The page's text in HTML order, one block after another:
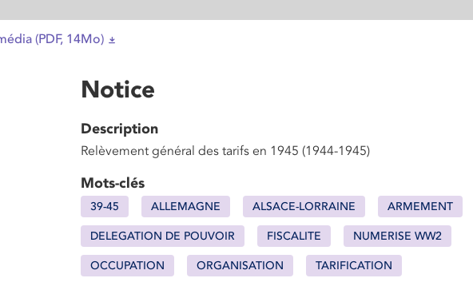
(PDF, 14Mo)
Notice
Description
Relèvement général des tarifs en 1945 (1944-1945)
Mots-clés
39-45 ALLEMAGNE ALSACE-LORRAINE ARMEMENT
DELEGATION DE POUVOIR FISCALITE NUMERISE WW2
OCCUPATION ORGANISATION TARIFICATION